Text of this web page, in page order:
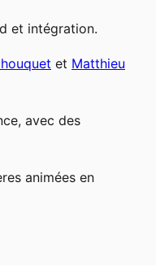
et intégration.
et Matthieu
avec des
animées en